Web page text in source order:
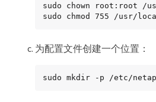
sudo chown root:root
sudo chmod 755 /usr/
为配置文件创建一个位置：
sudo mkdir -p /etc/